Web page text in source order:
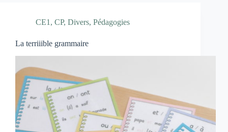
CE1 , CP, Divers, Pédagogies
La terriiible grammaire